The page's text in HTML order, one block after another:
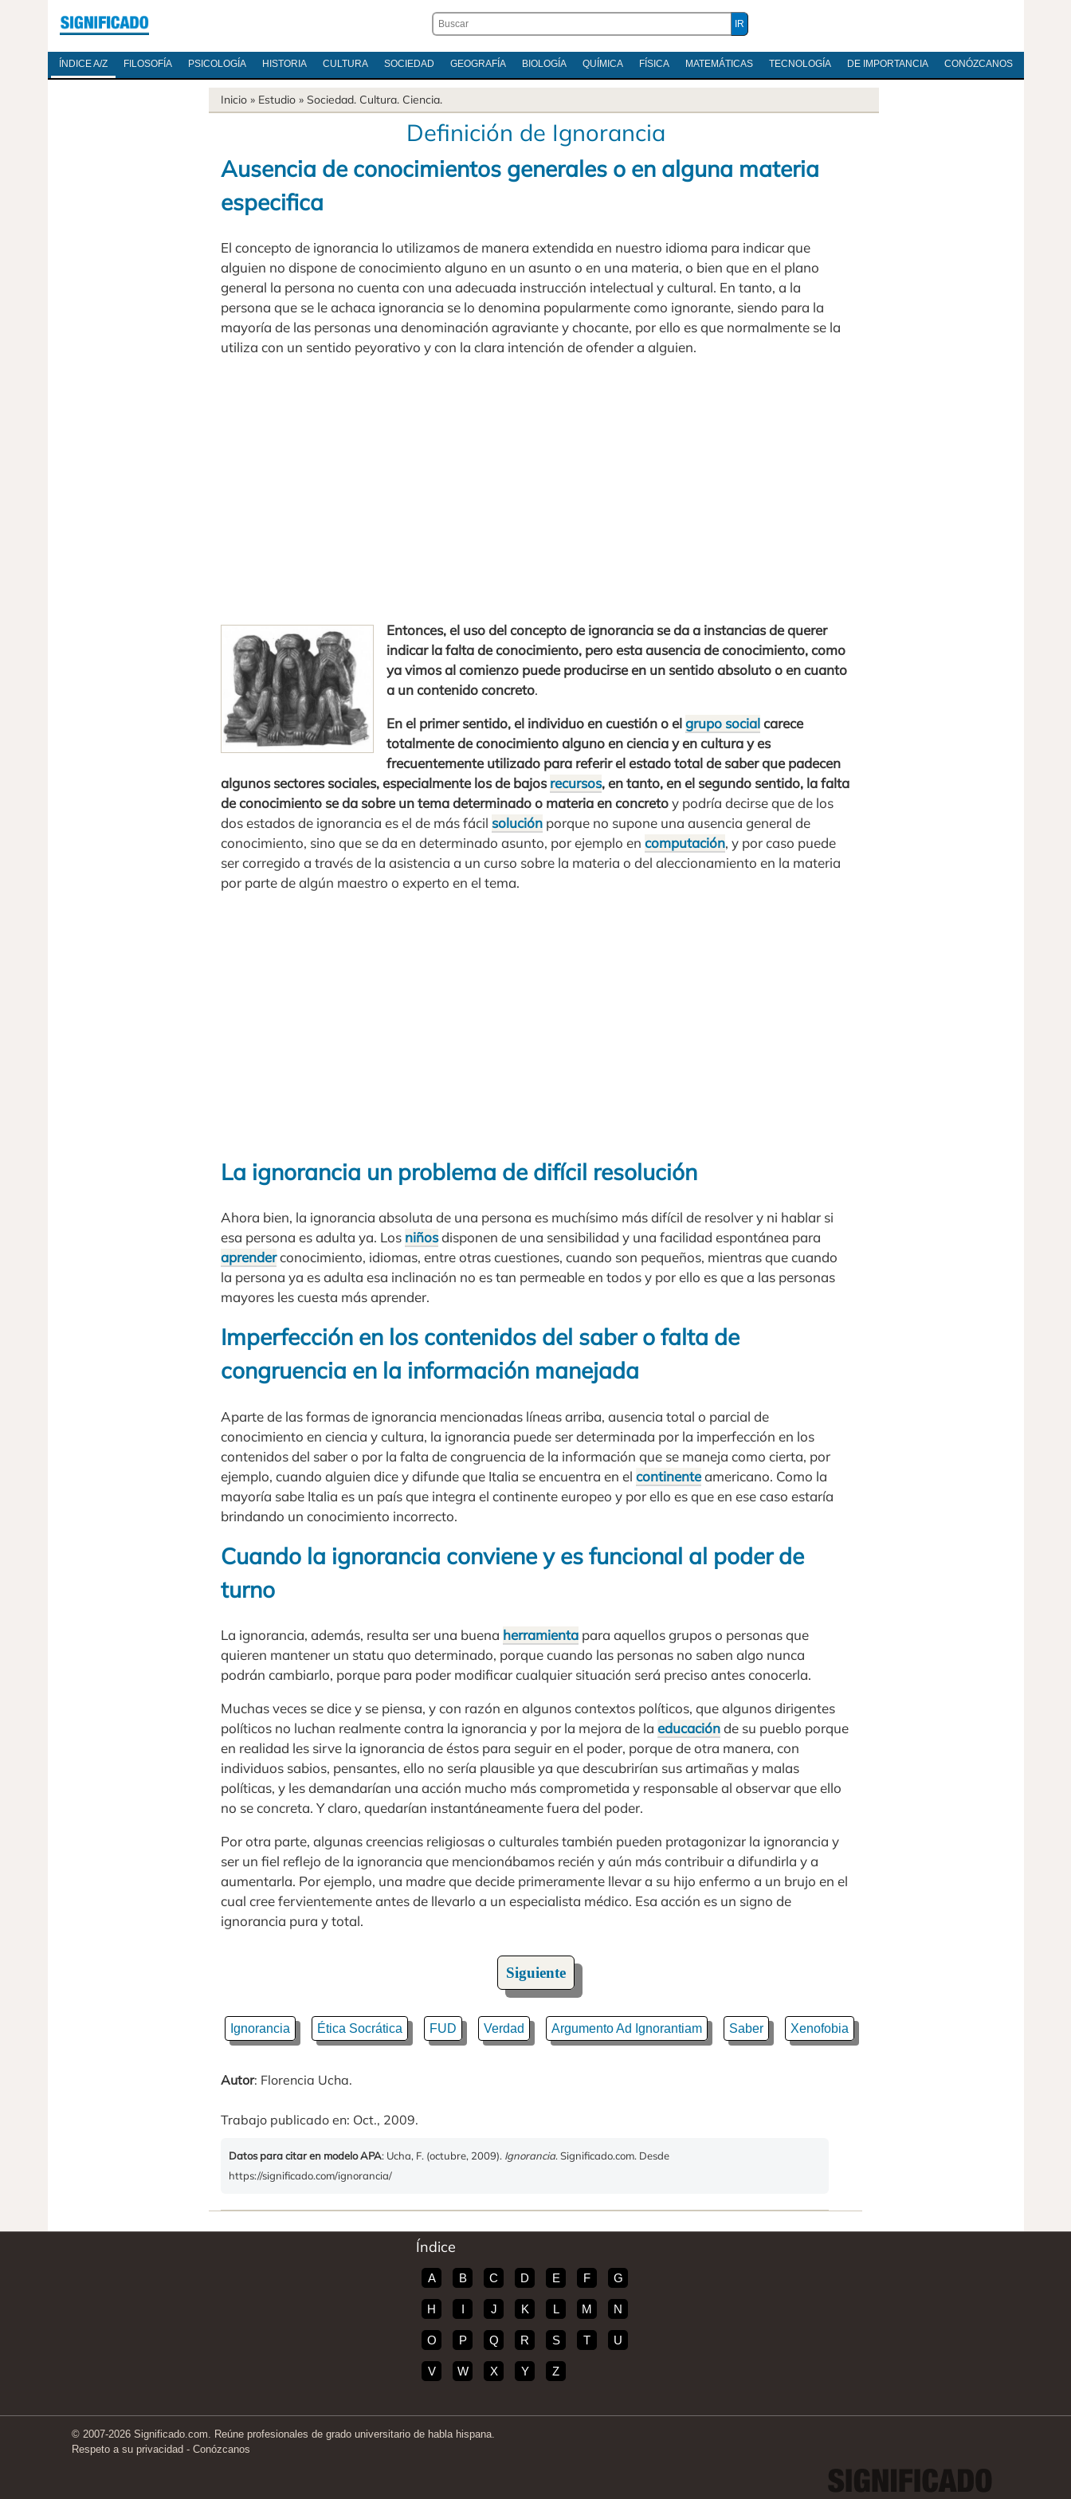
ÍNDICE A/Z FILOSOFÍA PSICOLOGÍA HISTORIA CULTURA SOCIEDAD GEOGRAFÍA BIOLOGÍA QUÍMICA FÍSICA MATEMÁTICAS TECNOLOGÍA DE IMPORTANCIA CONÓZCANOS
Inicio » Estudio » Sociedad. Cultura. Ciencia.
Definición de Ignorancia
Ausencia de conocimientos generales o en alguna materia
especifica
El concepto de ignorancia lo utilizamos de manera extendida en nuestro idioma para indicar que
alguien no dispone de conocimiento alguno en un asunto o en una materia, o bien que en el plano
general la persona no cuenta con una adecuada instrucción intelectual y cultural. En tanto, a la
persona que se le achaca ignorancia se lo denomina popularmente como ignorante, siendo para la
mayoría de las personas una denominación agraviante y chocante, por ello es que normalmente se la
utiliza con un sentido peyorativo y con la clara intención de ofender a alguien.
Entonces, el uso del concepto de ignorancia se da a instancias de querer
indicar la falta de conocimiento, pero esta ausencia de conocimiento, como
ya vimos al comienzo puede producirse en un sentido absoluto o en cuanto
a un contenido concreto.
En el primer sentido, el individuo en cuestión o elgrupo socialcarece
totalmente de conocimiento alguno en ciencia y en cultura y es
frecuentemente utilizado para referir el estado total de saber que padecen
algunos sectores sociales, especialmente los de bajosrecursos, en tanto, en el segundo sentido, la falta
de conocimiento se da sobre un tema determinado o materia en concretoy podría decirse que de los
dos estados de ignorancia es el de más fácil solución porque no supone una ausencia general de
conocimiento, sino que se da en determinado asunto, por ejemplo en computación, y por caso puede
ser corregido a través de la asistencia a un curso sobre la materia o del aleccionamiento en la materia
por parte de algún maestro o experto en el tema.
La ignorancia un problema de difícil resolución
Ahora bien, la ignorancia absoluta de una persona es muchísimo más difícil de resolver y ni hablar si
esa persona es adulta ya. Los niñosdisponen de una sensibilidad y una facilidad espontánea para
aprenderconocimiento, idiomas, entre otras cuestiones, cuando son pequeños, mientras que cuando
la persona ya es adulta esa inclinación no es tan permeable en todos y por ello es que a las personas
mayores les cuesta más aprender.
Imperfección en los contenidos del saber o falta de
congruencia en la información manejada
Aparte de las formas de ignorancia mencionadas líneas arriba, ausencia total o parcial de
conocimiento en ciencia y cultura, la ignorancia puede ser determinada por la imperfección en los
contenidos del saber o por la falta de congruencia de la información que se maneja como cierta, por
ejemplo, cuando alguien dice y difunde que Italia se encuentra en el continenteamericano. Como la
mayoría sabe Italia es un país que integra el continente europeo y por ello es que en ese caso estaría
brindando un conocimiento incorrecto.
Cuando la ignorancia conviene y es funcional al poder de
turno
La ignorancia, además, resulta ser una buena herramienta para aquellos grupos o personas que
quieren mantener un statu quo determinado, porque cuando las personas no saben algo nunca
podrán cambiarlo, porque para poder modificar cualquier situación será preciso antes conocerla.
Muchas veces se dice y se piensa, y con razón en algunos contextos políticos, que algunos dirigentes
políticos no luchan realmente contra la ignorancia y por la mejora de la educaciónde su pueblo porque
en realidad les sirve la ignorancia de éstos para seguir en el poder, porque de otra manera, con
individuos sabios, pensantes, ello no sería plausible ya que descubrirían sus artimañas y malas
políticas, y les demandarían una acción mucho más comprometida y responsable al observar que ello
no se concreta. Y claro, quedarían instantáneamente fuera del poder.
Por otra parte, algunas creencias religiosas o culturales también pueden protagonizar la ignorancia y
ser un fiel reflejo de la ignorancia que mencionábamos recién y aún más contribuir a difundirla y a
aumentarla. Por ejemplo, una madre que decide primeramente llevar a su hijo enfermo a un brujo en el
cual cree fervientemente antes de llevarlo a un especialista médico. Esa acción es un signo de
ignorancia pura y total.
Siguiente
Ignorancia Ética Socrática FUD Verdad Argumento Ad Ignorantiam Saber Xenofobia
Autor: Florencia Ucha.
Trabajo publicado en: Oct., 2009.
Datos para citar en modelo APA: Ucha, F. (octubre, 2009). Ignorancia. Significado.com. Desde
https://significado.com/ignorancia/
Índice
A B C D E F G
H I J K L M N
O P Q R S T U
V W X Y Z
© 2007-2026 Significado.com. Reúne profesionales de grado universitario de habla hispana.
Respeto a su privacidad - Conózcanos